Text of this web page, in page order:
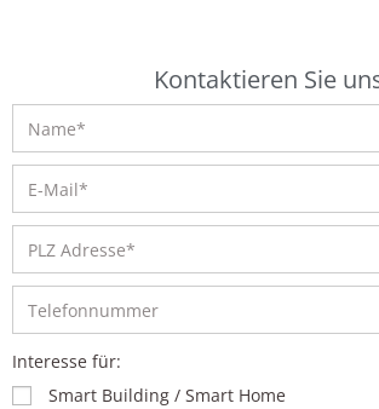
Kontaktieren Sie
Interesse für:
Smart Building / Smart Home